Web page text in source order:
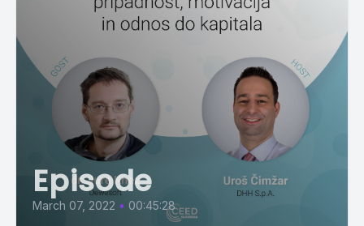
Episode
March 07, 2022 • 00:45:28